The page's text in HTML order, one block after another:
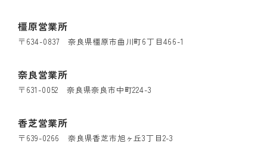
奈良営業所
〒631-0052 奈良県奈良市中町224-3
香芝営業所
〒639-0266 奈良県香芝市旭ヶ丘3丁目2-3
橿原営業所
〒634-0837 奈良県橿原市曲川町6丁目466-1